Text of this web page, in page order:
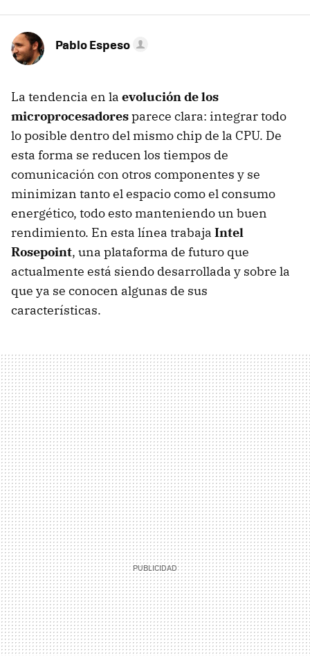
Pablo Espeso
La tendencia en la evolución de los
microprocesadoresparece clara: integrar todo
lo posible dentro del mismo chip de la CPU. De
esta forma se reducen los tiempos de
comunicación con otros componentes y se
minimizan tanto el espacio como el consumo
energético, todo esto manteniendo un buen
rendimiento. En esta línea trabaja Intel
Rosepoint, una plataforma de futuro que
actualmente está siendo desarrollada y sobre la
que ya se conocen algunas de sus
características.